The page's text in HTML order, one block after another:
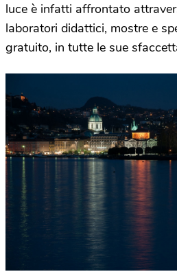
luce è infatti affrontato
laboratori didattici, mostre e
gratuito, in tutte le sue